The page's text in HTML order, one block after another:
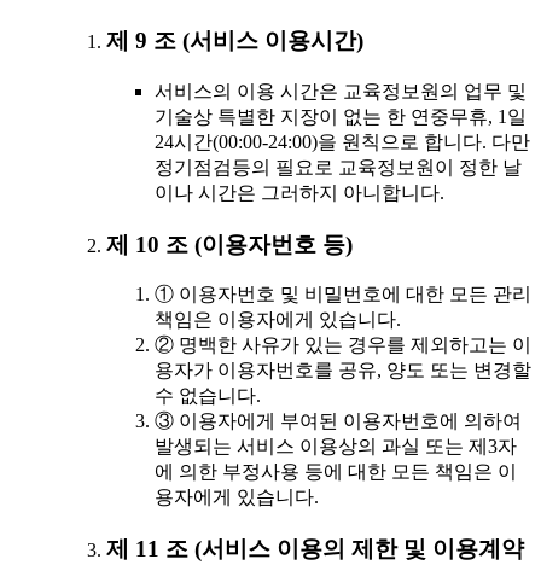
제 9 조 (서비스 이용시간)
서비스의 이용 시간은 교육정보원의 업무 및
기술상 특별한 지장이 없는 한 연중무휴, 1일
24시간(00:00-24:00)을 원칙으로 합니다. 다만
정기점검등의 필요로 교육정보원이 정한 날
이나 시간은 그러하지 아니합니다.
제 10 조 (이용자번호 등)
① 이용자번호 및 비밀번호에 대한 모든 관리
책임은 이용자에게 있습니다.
② 명백한 사유가 있는 경우를 제외하고는 이
용자가 이용자번호를 공유, 양도 또는 변경할
수 없습니다.
③ 이용자에게 부여된 이용자번호에 의하여
발생되는 서비스 이용상의 과실 또는 제3자
에 의한 부정사용 등에 대한 모든 책임은 이
용자에게 있습니다.
제 11 조 (서비스 이용의 제한 및 이용계약